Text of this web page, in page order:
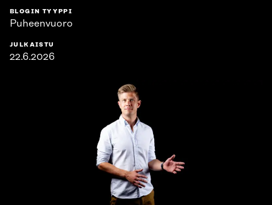
BLOGIN TYYPPI
Puheenvuoro
JULKAISTU
22.6.2026